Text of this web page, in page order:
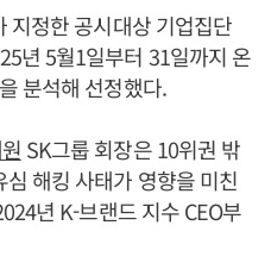
지정한 공시대상 기업집단
년 5월1일부터 31일까지 온
분석해 선정했다.
SK그룹 회장은 10위권 밖
해킹 사태가 영향을 미친
년 K-브랜드 지수 CEO부